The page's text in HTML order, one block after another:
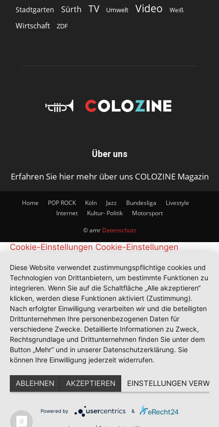
Stadtgarten Sürth TV Umwelt Video Weiß
Wirtschaft ZDF
Über uns
Erfahren Sie hier mehr über uns COLOZINE Magazin
Home POP ROCK Köln Jazz Bundesliga
Livestyle
Internet
Kultur- Politik Motorsport
© amr Datenschutz
Cookie-Einstellungen Cookie-Einstellungen
Diese Website verwendet zustimmungspflichtige cookies und
Technologien von Drittanbietern, um bestimmte Funktionen zu
integrieren. Wenn Sie auf die Schaltfläche „Alle akzeptieren“
klicken, werden diese Funktionen aktiviert (Zustimmung).
Nach erfolgter Einwilligung verarbeiten wir und die beteiligten
Drittunternehmen Ihre personenbezogenen Daten für
verschiedene Zwecke. Detaillierte Informationen zu Zweck,
Rechtsgrundlage und Drittunternehmen finden Sie unter dem
Button „Mehr“ und in unserer Datenschutzerklärung. Sie
können Ihre Einwilligung jederzeit widerrufen.
ABLEHNEN AKZEPTIEREN EINSTELLUNGEN
Powered by &